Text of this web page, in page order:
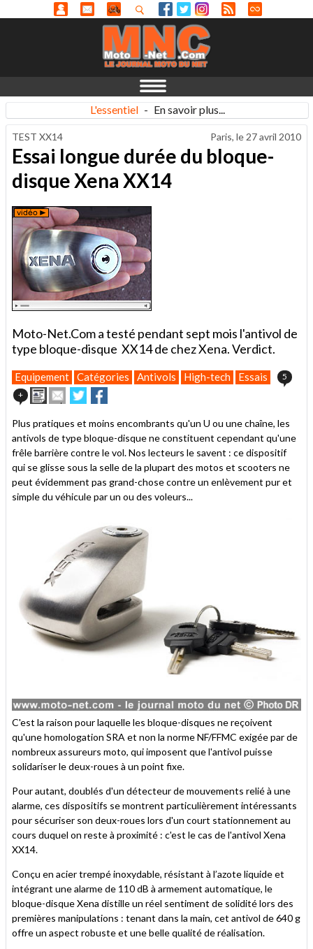
L'essentiel - En savoir plus...
TEST XX14 Paris, le 27 avril 2010
Essai longue durée du bloque-
disque Xena XX14
Moto-Net.Com a testé pendant sept mois l'antivol de
type bloque-disque XX14 de chez Xena. Verdict.
Equipement Catégories Antivols High-tech Essais
5
+
ImprimerEnvoyer
cet
à
un
ami
Partager
sur
sur
Plus pratiques et moins encombrants qu'un U ou une chaîne, les
antivols de type bloque-disque ne constituent cependant qu'une
frêle barrière contre le vol. Nos lecteurs le savent : ce dispositif
qui se glisse sous la selle de la plupart des motos et scooters ne
peut évidemment pas grand-chose contre un enlèvement pur et
simple du véhicule par un ou des voleurs...
C'est la raison pour laquelle les bloque-disques ne reçoivent
qu'une homologation SRA et non la norme NF/FFMC exigée par de
nombreux assureurs moto, qui imposent que l'antivol puisse
solidariser le deux-roues à un point fixe.
Pour autant, doublés d'un détecteur de mouvements relié à une
alarme, ces dispositifs se montrent particulièrement intéressants
pour sécuriser son deux-roues lors d'un court stationnement au
cours duquel on reste à proximité : c'est le cas de l'antivol Xena
XX14.
Conçu en acier trempé inoxydable, résistant à l’azote liquide et
intégrant une alarme de 110 dB à armement automatique, le
bloque-disque Xena distille un réel sentiment de solidité lors des
premières manipulations : tenant dans la main, cet antivol de 640 g
offre un aspect robuste et une belle qualité de réalisation.